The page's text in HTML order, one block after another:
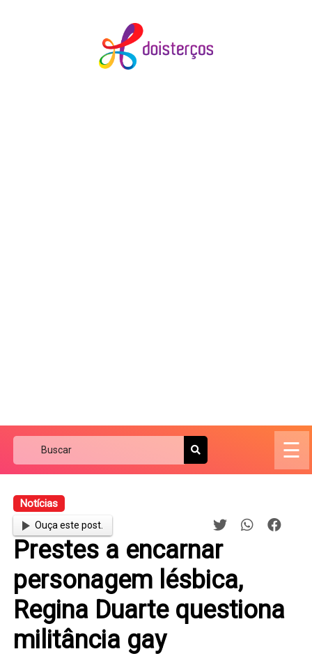
☰
Notícias
Ouça este post.
Prestes a encarnar
personagem lésbica,
Regina Duarte questiona
militância gay